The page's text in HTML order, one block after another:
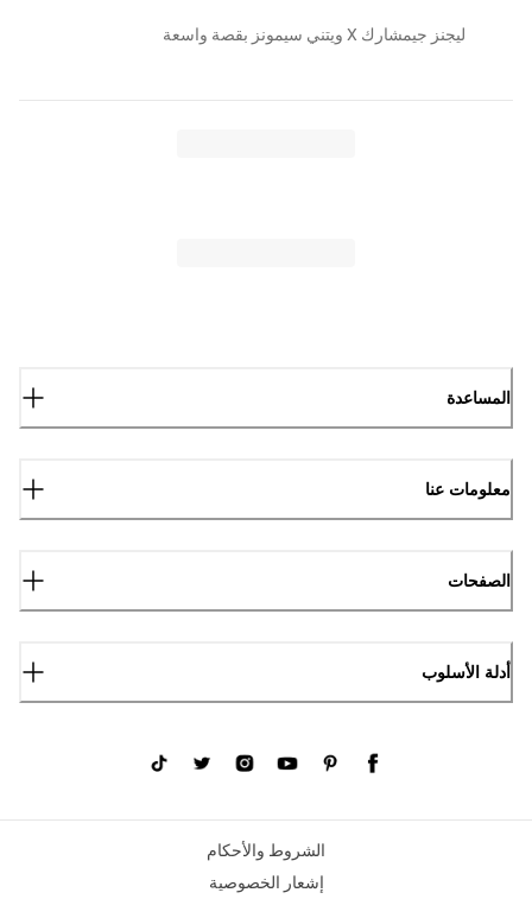
ليجنز جيمشارك X ويتني سيمونز بقصة واسعة
المساعدة
معلومات عنا
الصفحات
أدلة الأسلوب
الشروط والأحكام
إشعار الخصوصية